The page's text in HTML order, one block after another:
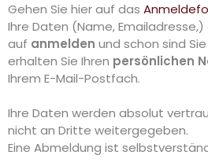
Gehen Sie hier auf das
Ihre Daten (Name, Emailadresse,)
auf anmelden und schon sind
erhalten Sie Ihren persönlichen
Ihrem E-Mail-Postfach.
Ihre Daten werden absolut
nicht an Dritte weitergegeben.
Eine Abmeldung ist